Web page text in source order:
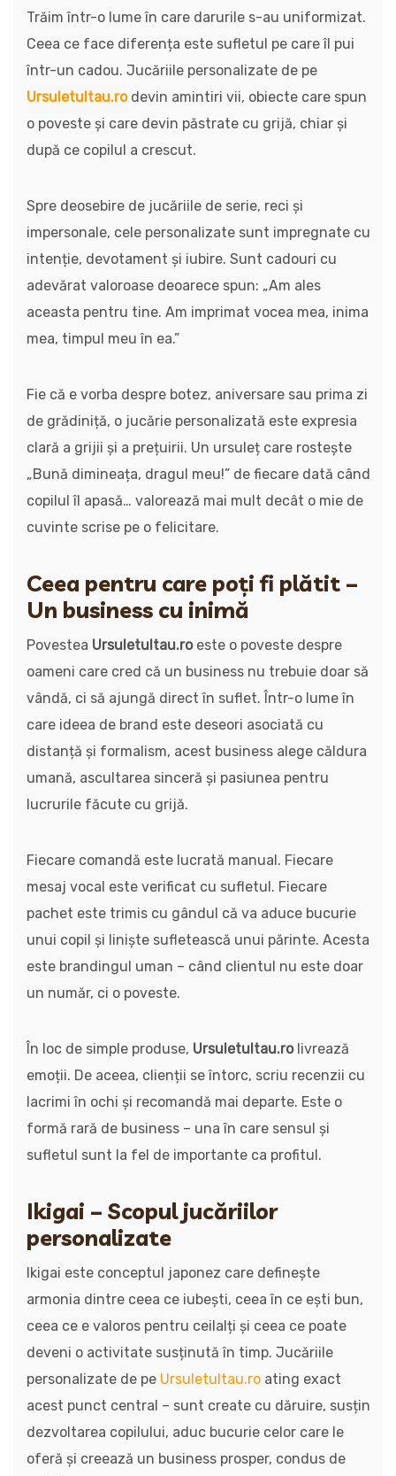
Trăim într-o lume în care darurile s-au uniformizat.
Ceea ce face diferența este sufletul pe care îl pui
într-un cadou. Jucăriile personalizate de pe
Ursuletultau.rodevin amintiri vii, obiecte care spun
o poveste și care devin păstrate cu grijă, chiar și
după ce copilul a crescut.
Spre deosebire de jucăriile de serie, reci și
impersonale, cele personalizate sunt impregnate cu
intenție, devotament și iubire. Sunt cadouri cu
adevărat valoroase deoarece spun: „Am ales
aceasta pentru tine. Am imprimat vocea mea, inima
mea, timpul meu în ea.”
Fie că e vorba despre botez, aniversare sau prima zi
de grădiniță, o jucărie personalizată este expresia
clară a grijii și a prețuirii. Un ursuleț care rostește
„Bună dimineața, dragul meu!” de fiecare dată când
copilul îl apasă… valorează mai mult decât o mie de
cuvinte scrise pe o felicitare.
Ceea pentru care poți fi plătit –
Un business cu inimă
Povestea Ursuletultau.roeste o poveste despre
oameni care cred că un business nu trebuie doar să
vândă, ci să ajungă direct în suflet. Într-o lume în
care ideea de brand este deseori asociată cu
distanță și formalism, acest business alege căldura
umană, ascultarea sinceră și pasiunea pentru
lucrurile făcute cu grijă.
Fiecare comandă este lucrată manual. Fiecare
mesaj vocal este verificat cu sufletul. Fiecare
pachet este trimis cu gândul că va aduce bucurie
unui copil și liniște sufletească unui părinte. Acesta
este brandingul uman – când clientul nu este doar
un număr, ci o poveste.
În loc de simple produse, Ursuletultau.rolivrează
emoții. De aceea, clienții se întorc, scriu recenzii cu
lacrimi în ochi și recomandă mai departe. Este o
formă rară de business – una în care sensul și
sufletul sunt la fel de importante ca profitul.
Ikigai – Scopul jucăriilor
personalizate
Ikigai este conceptul japonez care definește
armonia dintre ceea ce iubești, ceea în ce ești bun,
ceea ce e valoros pentru ceilalți și ceea ce poate
deveni o activitate susținută în timp. Jucăriile
personalizate de pe Ursuletultau.ro ating exact
acest punct central – sunt create cu dăruire, susțin
dezvoltarea copilului, aduc bucurie celor care le
oferă și creează un business prosper, condus de